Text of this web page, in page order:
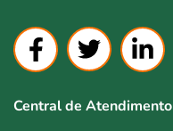
Central de Atendimento